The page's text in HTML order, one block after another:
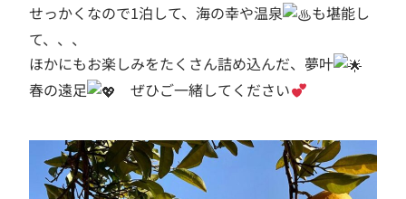
せっかくなので1泊して、海の幸や温泉
も堪能し
て、、、
ほかにもお楽しみをたくさん詰め込んだ、夢叶
春の遠足
ぜひご一緒してください